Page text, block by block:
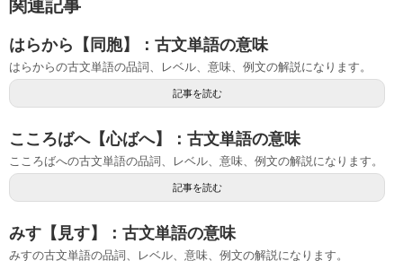
関連記事
はらから【同胞】：古文単語の意味
はらからの古文単語の品詞、レベル、意味、例文の解説になります。
記事を読む
こころばへ【心ばへ】：古文単語の意味
こころばへの古文単語の品詞、レベル、意味、例文の解説になります。
記事を読む
みす【見す】：古文単語の意味
みすの古文単語の品詞、レベル、意味、例文の解説になります。